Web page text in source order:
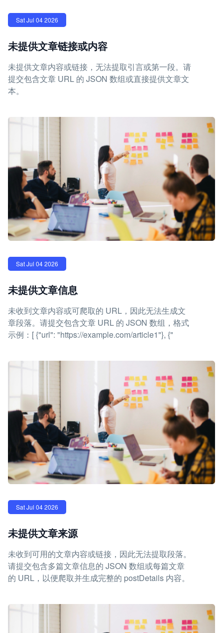
Sat Jul 04 2026
未提供文章链接或内容
未提供文章内容或链接，无法提取引言或第一段。请
提交包含文章 URL 的 JSON 数组或直接提供文章文
本。
Sat Jul 04 2026
未提供文章信息
未收到文章内容或可爬取的 URL，因此无法生成文
章段落。请提交包含文章 URL 的 JSON 数组，格式
示例：[ {"url": "https://example.com/article1"}, {"
Sat Jul 04 2026
未提供文章来源
未收到可用的文章内容或链接，因此无法提取段落。
请提交包含多篇文章信息的 JSON 数组或每篇文章
的 URL，以便爬取并生成完整的 postDetails 内容。